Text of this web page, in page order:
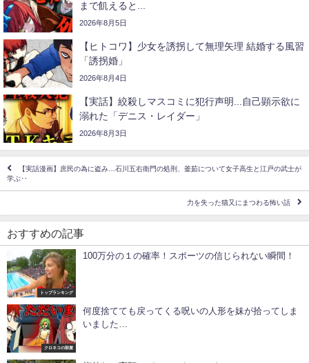
まで飢えると...
2026年8月5日
【ヒトコワ】少女を誘拐して無理矢理 結婚する風習
「誘拐婚」
2026年8月4日
【実話】絞殺しマスコミに犯行声明...自己顕示欲に
溺れた「デニス・レイダー」
2026年8月3日
【実話漫画】庶民の為に盗み…石川五右衛門の処刑、釜茹について女子高生と江戸の武士が
学ぶ‥
力を失った猫又にまつわる怖い話
おすすめの記事
トップランキング
100万分の１の確率！スポーツの信じられない瞬間！
クロネコの部屋
何度捨てても戻ってくる呪いの人形を妹が拾ってしま
いました…